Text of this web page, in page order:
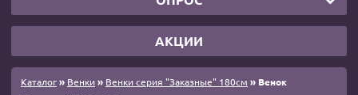
АКЦИИ
Каталог» Венки» Венки серия "Заказные" 180см » Венок